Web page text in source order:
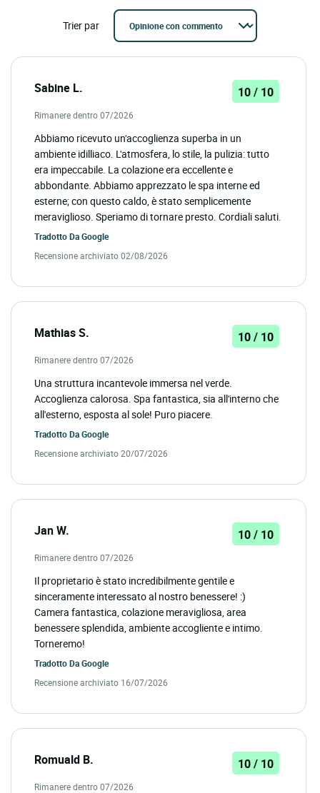
Trier par
Sabine L. 10 / 10
Rimanere dentro 07/2026
Abbiamo ricevuto un'accoglienza superba in un
ambiente idilliaco. L'atmosfera, lo stile, la pulizia: tutto
era impeccabile. La colazione era eccellente e
abbondante. Abbiamo apprezzato le spa interne ed
esterne; con questo caldo, è stato semplicemente
meraviglioso. Speriamo di tornare presto. Cordiali saluti.
Tradotto DaGoogle
Recensione archiviato 02/08/2026
Mathias S. 10 / 10
Rimanere dentro 07/2026
Una struttura incantevole immersa nel verde.
Accoglienza calorosa. Spa fantastica, sia all'interno che
all'esterno, esposta al sole! Puro piacere.
Tradotto DaGoogle
Recensione archiviato 20/07/2026
Jan W. 10 / 10
Rimanere dentro 07/2026
Il proprietario è stato incredibilmente gentile e
sinceramente interessato al nostro benessere! :)
Camera fantastica, colazione meravigliosa, area
benessere splendida, ambiente accogliente e intimo.
Torneremo!
Tradotto DaGoogle
Recensione archiviato 16/07/2026
Romuald B. 10 / 10
Rimanere dentro 07/2026